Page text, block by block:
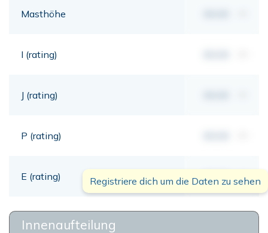
Masthöhe
I (rating)
J (rating)
P (rating)
E (rating) 00,00 mt
Registriere dich um die Daten zu sehen
Innenaufteilung